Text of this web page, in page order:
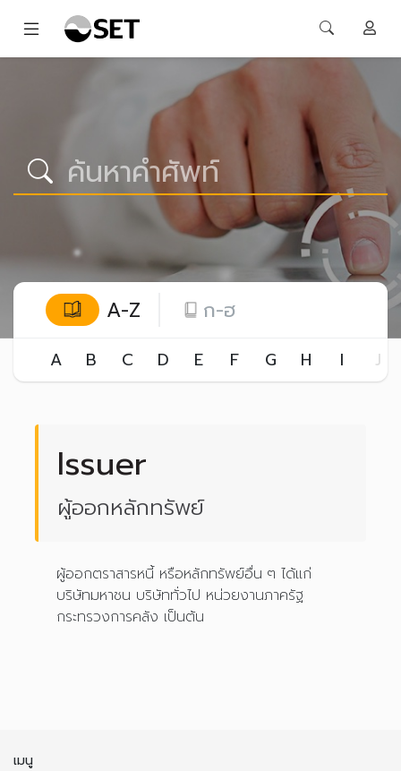
A-Z ก-ฮ
A B C D E F G H I J
Issuer
ผู้ออกหลักทรัพย์
ผู้ออกตราสารหนี้ หรือหลักทรัพย์อื่น ๆ ได้แก่
บริษัทมหาชน บริษัททั่วไป หน่วยงานภาครัฐ
กระทรวงการคลัง เป็นต้น
เมนู